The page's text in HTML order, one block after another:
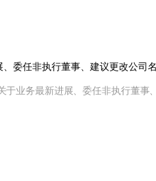
委任非执行董事、建议更改公司
于业务最新进展、委任非执行董